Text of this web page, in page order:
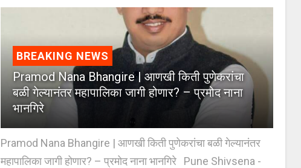
BREAKING NEWS
Pramod Nana Bhangire | आणखी किती पुणेकरांचा
बळी गेल्यानंतर महापालिका जागी होणार? – प्रमोद नाना
भानगिरे
Pramod Nana Bhangire | आणखी किती पुणेकरांचा बळी गेल्यानंतर
महापालिका जागी होणार? – प्रमोद नाना भानगिरे Pune Shivsena -